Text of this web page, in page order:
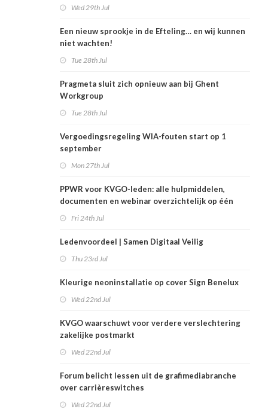
Wed 29th Jul
Een nieuw sprookje in de Efteling… en wij kunnen
niet wachten!
Tue 28th Jul
Pragmeta sluit zich opnieuw aan bij Ghent
Workgroup
Tue 28th Jul
Vergoedingsregeling WIA-fouten start op 1
september
Mon 27th Jul
PPWR voor KVGO-leden: alle hulpmiddelen,
documenten en webinar overzichtelijk op één
Fri 24th Jul
Ledenvoordeel | Samen Digitaal Veilig
Thu 23rd Jul
Kleurige neoninstallatie op cover Sign Benelux
Wed 22nd Jul
KVGO waarschuwt voor verdere verslechtering
zakelijke postmarkt
Wed 22nd Jul
Forum belicht lessen uit de grafimediabranche
over carrièreswitches
Wed 22nd Jul